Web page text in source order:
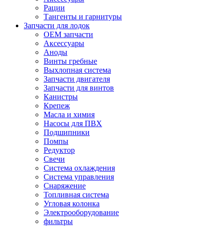
Рации
Тангенты и гарнитуры
Запчасти для лодок
OEM запчасти
Аксессуары
Аноды
Винты гребные
Выхлопная система
Запчасти двигателя
Запчасти для винтов
Канистры
Крепеж
Масла и химия
Насосы для ПВХ
Подшипники
Помпы
Редуктор
Свечи
Система охлаждения
Система управления
Снаряжение
Топливная система
Угловая колонка
Электрооборудование
фильтры